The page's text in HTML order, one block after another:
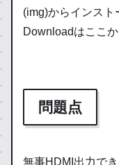
(img)からインスト
Downloadはここ
問題点
無事HDMI出力で